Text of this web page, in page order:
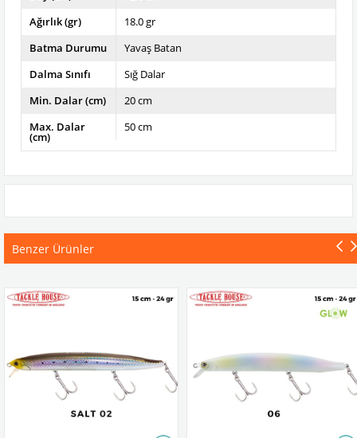
Ağırlık (gr)
18.0 gr
Batma Durumu
Yavaş Batan
Dalma Sınıfı
Sığ Dalar
Min. Dalar (cm)
20 cm
Max. Dalar
(cm)
50 cm
Benzer Ürünler